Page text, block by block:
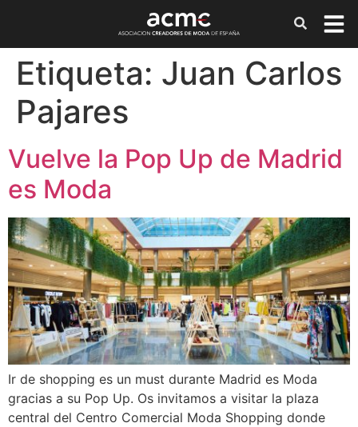
Etiqueta: Juan Carlos
Pajares
Vuelve la Pop Up de Madrid
es Moda
Ir de shopping es un must durante Madrid es Moda
gracias a su Pop Up. Os invitamos a visitar la plaza
central del Centro Comercial Moda Shopping donde